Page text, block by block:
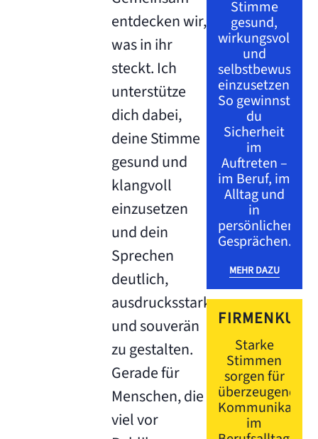
entdecken wir,
was in ihr
steckt. Ich
unterstütze
dich dabei,
deine Stimme
gesund und
klangvoll
einzusetzen
und dein
Sprechen
deutlich,
ausdrucksstark
und souverän
zu gestalten.
Gerade für
Menschen, die
viel vor
Stimme
gesund,
wirkungsvoll
und
selbstbewusst
einzusetzen.
So gewinnst
du
Sicherheit
im
Auftreten –
im Beruf, im
Alltag und
in
persönlichen
Gesprächen.
MEHR DAZU
Starke
Stimmen
sorgen für
überzeugende
Kommunikation
im